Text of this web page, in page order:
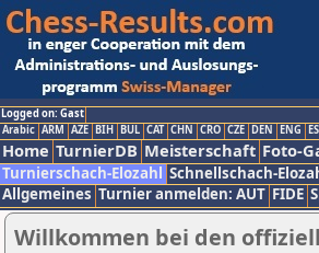
Logged on: Gast
Arabic ARM AZE BIH BUL CAT CHN CRO CZE DEN ENG
Home TurnierDB Meisterschaft Foto-
Turnierschach-Elozahl Schnellschach-
Allgemeines Turnier anmelden: AUT FIDE
Willkommen bei den